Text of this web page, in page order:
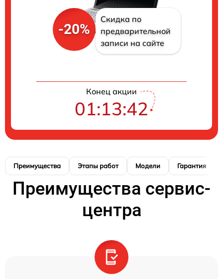
-20%
Скидка по
предварительной
записи на сайте
Конец акции
01:13:42
Преимущества Этапы работ Модели Гарантия
Преимущества сервис-
центра